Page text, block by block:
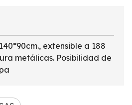
extensible a 188
metálicas. Posibilidad de